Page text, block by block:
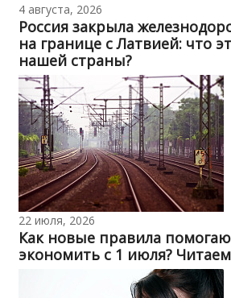
4 августа, 2026
Россия закрыла
на границе с Латвией: что
нашей страны?
22 июля, 2026
Как новые правила
экономить с 1 июля?